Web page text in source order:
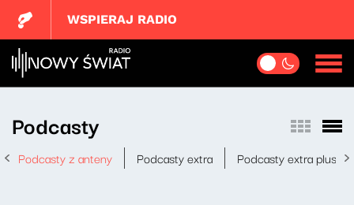
WSPIERAJ RADIO
Podcasty
Podcasty z anteny Podcasty extra Podcasty extra plus